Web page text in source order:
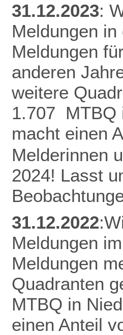
31.12.2023:
Meldungen
Meldungen
anderen
weitere
1.707 MTBQ
macht einen
Melderinnen
2024! Lasst
31.12.2022
Meldungen
Meldungen
Quadranten
MTBQ in
einen Anteil